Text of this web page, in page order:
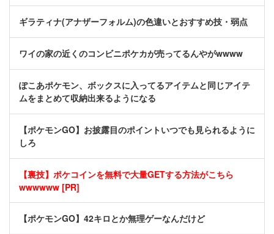
ギラティナ(アナザーフォルム)の色違いとおすすめ技・弱点
ワイの家の近くのコンビニポケカが売ってるんやがwwww
ぽこあポケモン、ボックスに入ってるアイテムと同じアイテ
ムをまとめて収納出来るようになる
【ポケモンGO】お披露目のポイントいつでも見られるように
しろ
【裏技】ポケコインを無料で大量GETする方法がこちら
wwwwww [PR]
【ポケモンGO】42キロとか無理ゲーなんだけど